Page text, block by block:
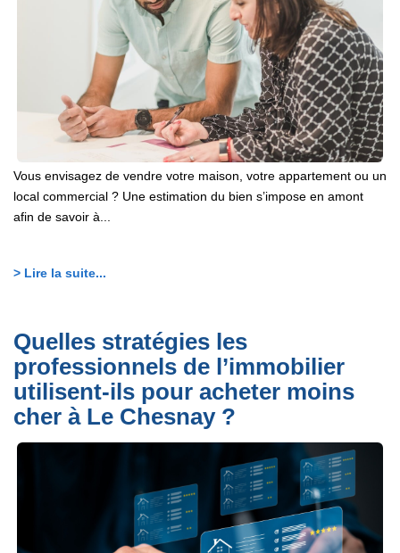
Vous envisagez de vendre votre maison, votre appartement ou un
local commercial ? Une estimation du bien s’impose en amont
afin de savoir à...
> Lire la suite...
Quelles stratégies les
professionnels de l’immobilier
utilisent-ils pour acheter moins
cher à Le Chesnay ?